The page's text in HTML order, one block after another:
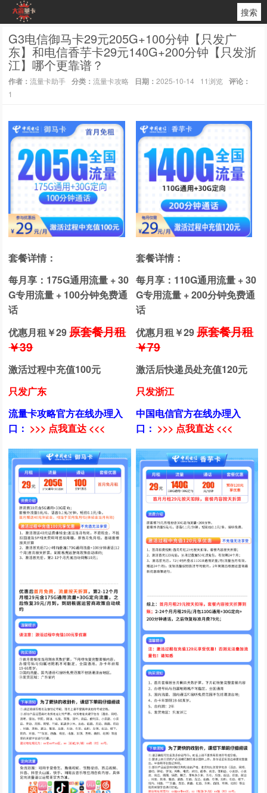
搜索
G3电信御马卡29元205G+100分钟【只发广
东】和电信香芋卡29元140G+200分钟【只发浙
江】哪个更靠谱？
作者：流量卡助手 分类：流量卡攻略 日期：2025-10-14 11浏览 评论：
1
套餐详情：
每月享：175G通用流量 + 30
G专用流量 + 100分钟免费通
话
优惠月租￥29原套餐月租
￥39
激活过程中充值100元
只发广东
流量卡攻略官方在线办理入
口： >>> 点我直达 <<<
套餐详情：
每月享：110G通用流量 + 30
G专用流量 + 200分钟免费通
话
优惠月租￥29原套餐月租
￥79
激活后快递员处充值120元
只发浙江
中国电信官方在线办理入
口： >>> 点我直达 <<<